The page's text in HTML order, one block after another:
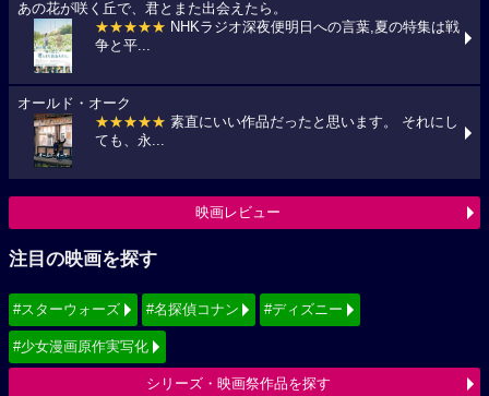
あの花が咲く丘で、君とまた出会えたら。
★★★★★ NHKラジオ深夜便明日への言葉,夏の特集は戦
争と平...
オールド・オーク
★★★★★ 素直にいい作品だったと思います。 それにし
ても、永...
映画レビュー
注目の映画を探す
#スターウォーズ #名探偵コナン #ディズニー
#少女漫画原作実写化
シリーズ・映画祭作品を探す